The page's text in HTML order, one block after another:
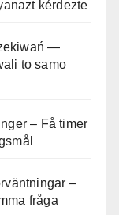
kérdezte
—
to samo
– Få timer
–
fråga